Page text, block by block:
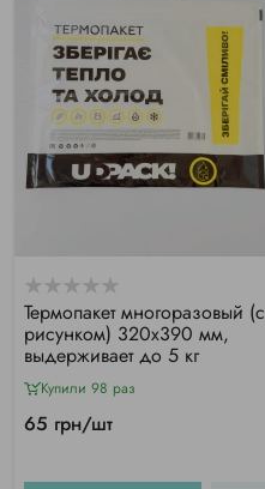
Термопакет многоразовый (с
рисунком) 320х390 мм,
выдерживает до 5 кг
Купили 98 раз
65 грн/шт